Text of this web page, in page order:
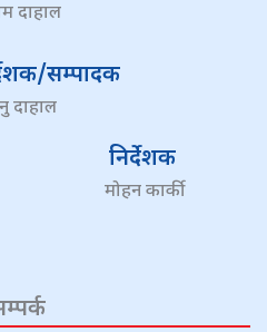
दाहाल
सम्पादक
दाहाल
निर्देशक
मोहन कार्की